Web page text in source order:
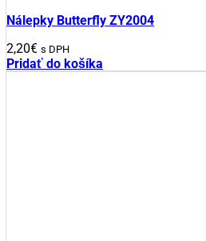
Nálepky Butterfly ZY2004
2,20€ s DPH
Pridať do košíka